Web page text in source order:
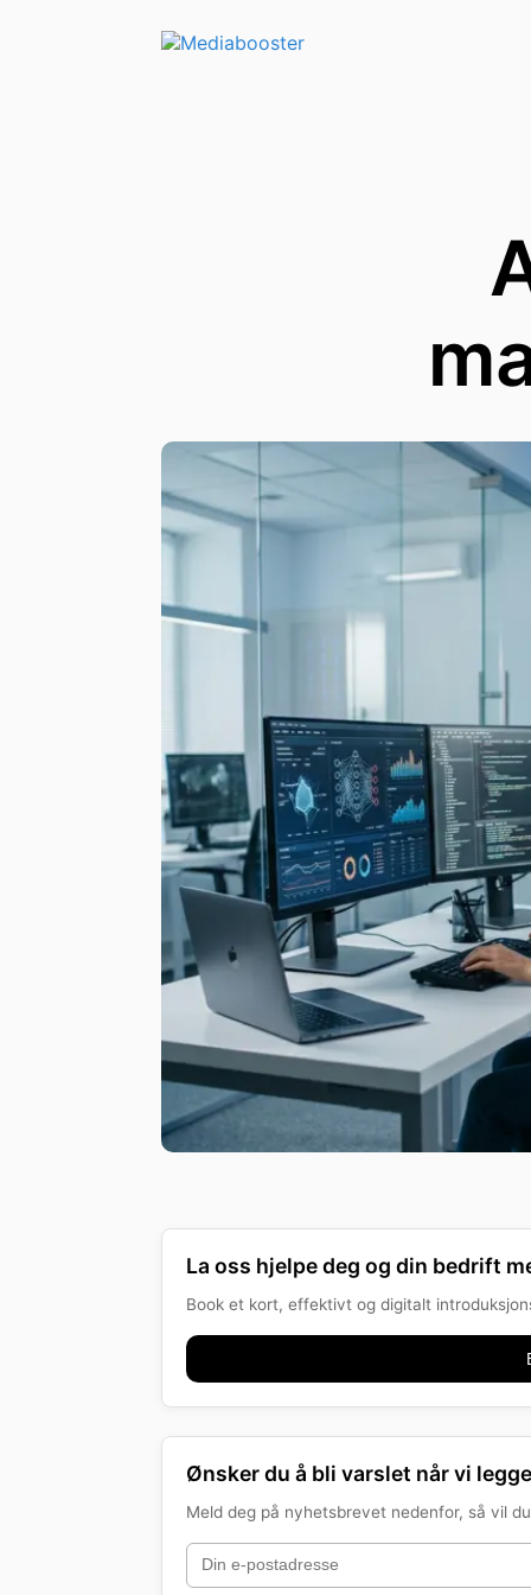
Skip To Main Content
La oss hjelpe deg og din bedrift
Book et kort, effektivt og digitalt
Ønsker du å bli varslet når vi
Meld deg på nyhetsbrevet nedenfor, så vil